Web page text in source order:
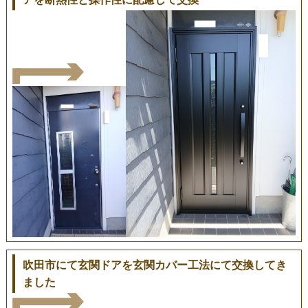
吹田市にて玄関ドアを玄関カバー工法にて交換してき
ました